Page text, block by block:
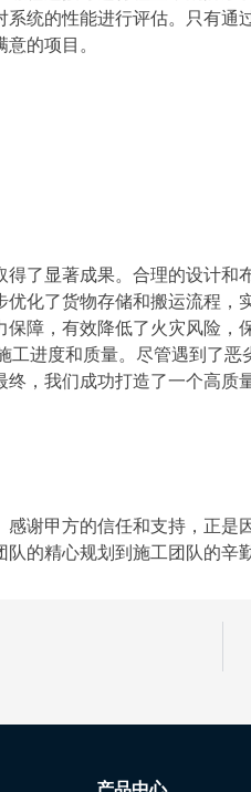
统的性能进行评估。只有通
的项目。
了显著成果。合理的设计
化了货物存储和搬运流程
障，有效降低了火灾风险
进度和质量。尽管遇到了
，我们成功打造了一个高
谢甲方的信任和支持，正
的精心规划到施工团队的辛